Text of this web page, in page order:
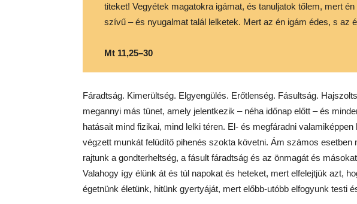
titeket! Vegyétek magatokra igámat, és tanuljatok tőlem, mert
szívű – és nyugalmat talál lelketek. Mert az én igám édes, s az
Mt 11,25–30
Fáradtság. Kimerültség. Elgyengülés. Erőtlenség. Fásultság.
megannyi más tünet, amely jelentkezik – néha időnap előtt – és
hatásait mind fizikai, mind lelki téren. El- és megfáradni
végzett munkát felüdítő pihenés szokta követni. Ám számos esetben
rajtunk a gondterheltség, a fásult fáradtság és az önmagát és
Valahogy így élünk át és túl napokat és heteket, mert elfelejtjük azt,
égetnünk életünk, hitünk gyertyáját, mert előbb-utóbb elfogyunk testi